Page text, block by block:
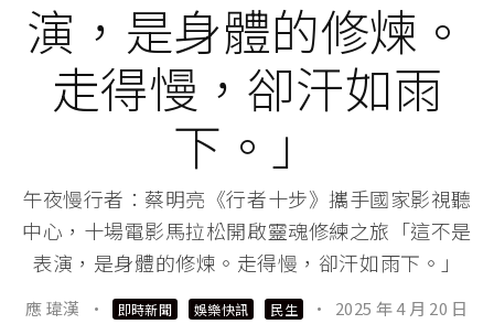
演，是身體的修煉。
走得慢，卻汗如雨
下。」
午夜慢行者：蔡明亮《行者十步》攜手國家影視聽
中心，十場電影馬拉松開啟靈魂修練之旅「這不是
表演，是身體的修煉。走得慢，卻汗如雨下。」
應 瑋漢 · 即時新聞 娛樂快訊 民生 · 2025 年 4 月 20 日